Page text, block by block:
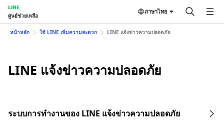
LINE
ศูนย์ช่วยเหลือ
ภาษาไทย
หน้าหลัก ใช้ LINE เพิ่มความสะดวก LINE แจ้งข่าวความปลอดภัย
LINE แจ้งข่าวความปลอดภัย
ระบบการทำงานของ LINE แจ้งข่าวความปลอดภัย